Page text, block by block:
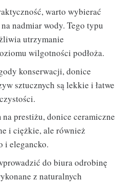
warto wybierać
nadmiar wody. Tego typu
utrzymanie
wilgotności podłoża.
konserwacji, donice
sztucznych są lekkie i łatwe
prestiżu, donice ceramiczne
i ciężkie, ale również
i elegancko.
do biura odrobinę
z naturalnych